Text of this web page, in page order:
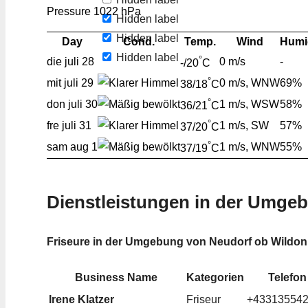
Hidden label
Hidden label
Hidden label
Pressure 1022 hPa
Day Cond. Temp. Wind
die juli 28 -/20°C 0 m/s
-
mit juli 29 38/18°C0 m/s, WNW69%
don juli 30 36/21°C1 m/s, WSW58%
fre juli 31 37/20°C1 m/s, SW
57%
sam aug 1 37/19°C1 m/s, WNW55%
Dienstleistungen in der
Friseure in der Umgebung von Neudorf ob Wildon
Business Name Kategorien
Telefon
Irene Klatzer
Friseur